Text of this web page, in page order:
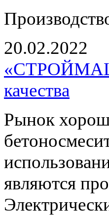
20.02.2022
качества
Рынок
являются